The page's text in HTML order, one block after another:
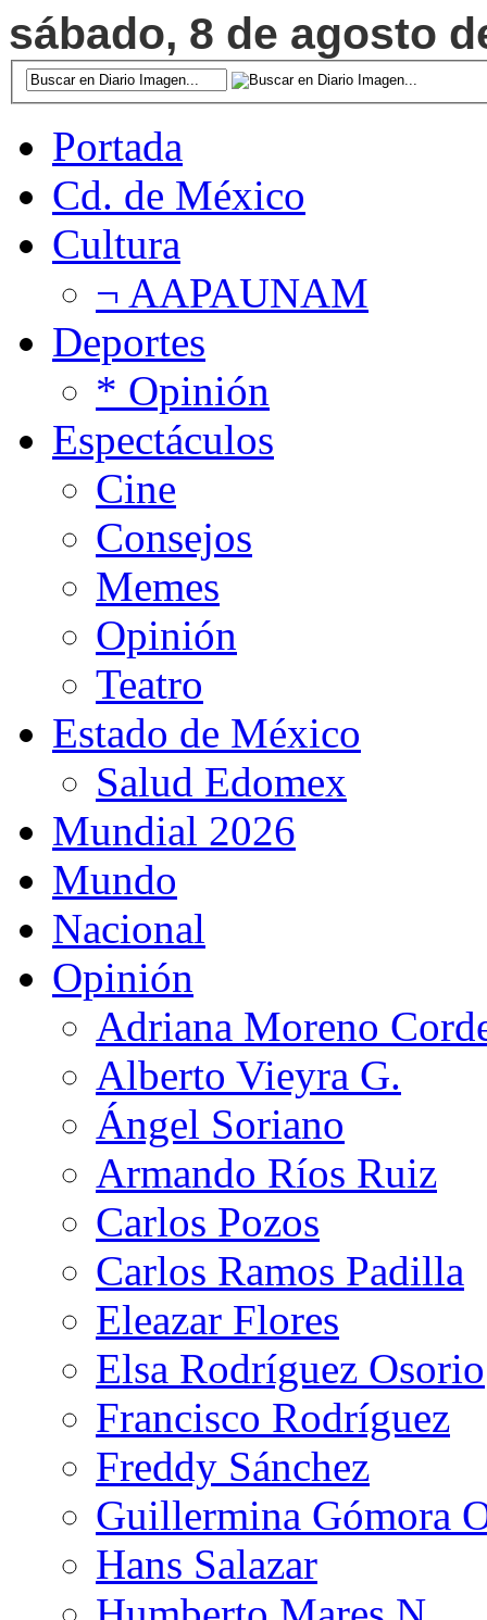
sábado, 8 de agosto
Portada
Cd. de México
Cultura
¬ AAPAUNAM
Deportes
* Opinión
Espectáculos
Cine
Consejos
Memes
Opinión
Teatro
Estado de México
Salud Edomex
Mundial 2026
Mundo
Nacional
Opinión
Adriana Moreno
Alberto Vieyra G.
Ángel Soriano
Armando Ríos Ruiz
Carlos Pozos
Carlos Ramos Padilla
Eleazar Flores
Elsa Rodríguez Osorio
Francisco Rodríguez
Freddy Sánchez
Guillermina Gómora
Hans Salazar